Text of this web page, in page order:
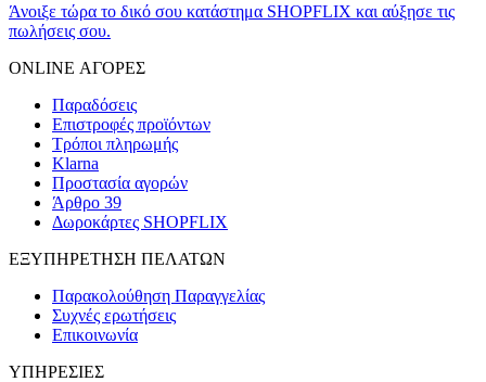
Άνοιξε τώρα το δικό σου κατάστημα SHOPFLIX και αύξησε τις
πωλήσεις σου.
ONLINE ΑΓΟΡΕΣ
Παραδόσεις
Επιστροφές προϊόντων
Τρόποι πληρωμής
Klarna
Προστασία αγορών
Άρθρο 39
Δωροκάρτες SHOPFLIX
ΕΞΥΠΗΡΕΤΗΣΗ ΠΕΛΑΤΩΝ
Παρακολούθηση Παραγγελίας
Συχνές ερωτήσεις
Επικοινωνία
ΥΠΗΡΕΣΙΕΣ